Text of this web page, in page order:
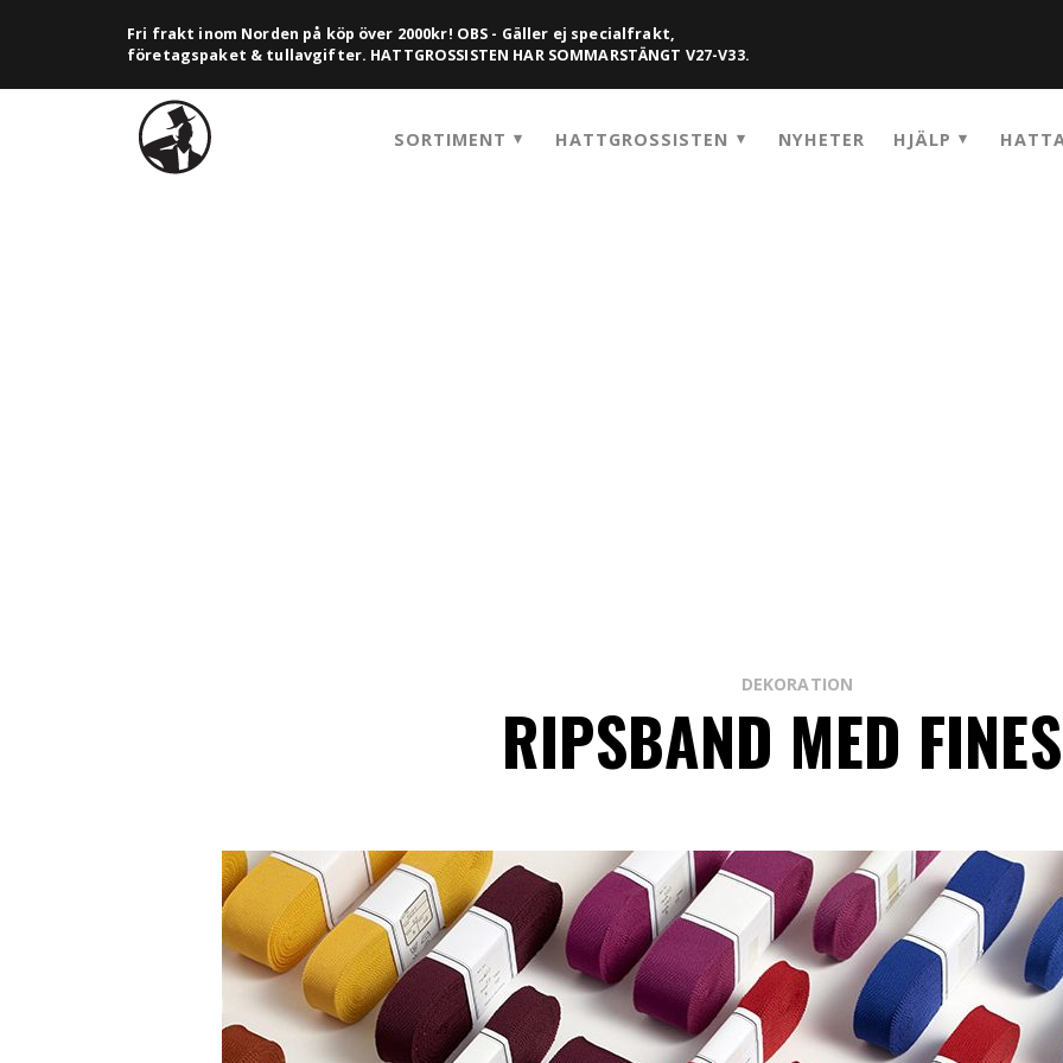
Fri frakt inom Norden på köp över 2000kr! OBS - Gäller ej specialfrakt,
företagspaket & tullavgifter. HATTGROSSISTEN HAR SOMMARSTÄNGT V27-V33.
SORTIMENT HATTGROSSISTEN NYHETER HJÄLP
DEKORATION
RIPSBAND MED